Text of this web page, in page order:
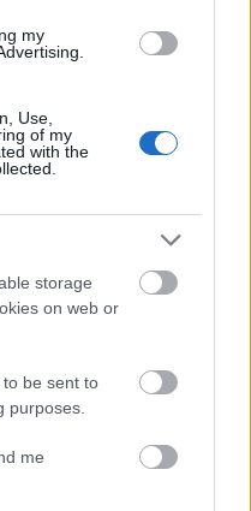
my
Use,
of my
with the
storage
on web or
be sent to
purposes.
me
TALÁLKOZÁSA A
KÖZÖTT